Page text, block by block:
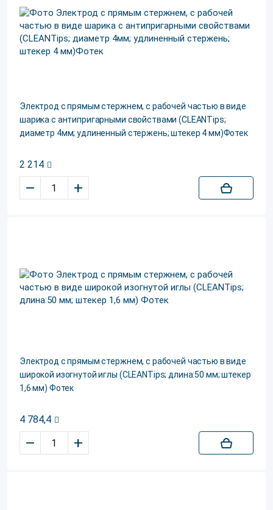
Электрод c прямым стержнем, c рабочей частью в виде
шарика с антипригарными свойствами (CLEANTips;
диаметр 4мм; удлиненный стержень; штекер 4 мм)Фотек
2 214
– +
Электрод c прямым стержнем, c рабочей частью в виде
широкой изогнутой иглы (CLEANTips; длина:50 мм; штекер
1,6 мм) Фотек
4 784,4
– +